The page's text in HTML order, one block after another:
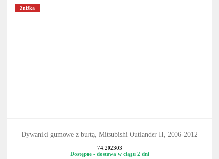
Dywaniki gumowe z burtą, Mitsubishi Outlander II, 2006-2012